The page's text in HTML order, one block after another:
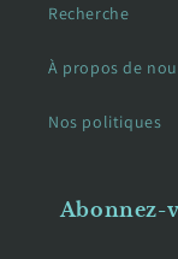
Recherche
À propos de
Nos politiques
Abonnez-